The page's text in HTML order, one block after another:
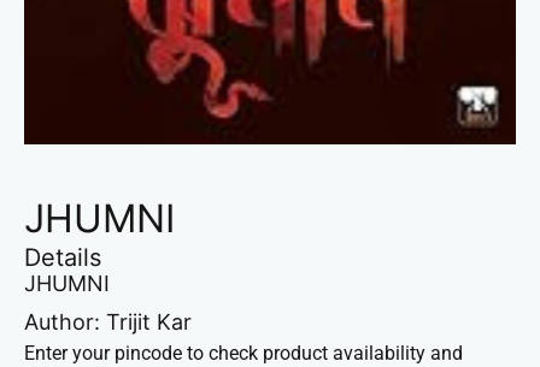
JHUMNI
Details
JHUMNI
Author: Trijit Kar
Enter your pincode to check product availability and